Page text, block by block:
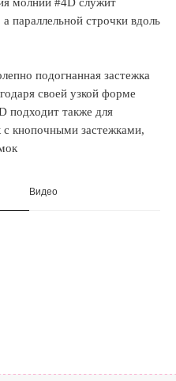
параллельной строчки вдоль
подогнанная застежка
своей узкой форме
подходит также для
кнопочными застежками,
Видео